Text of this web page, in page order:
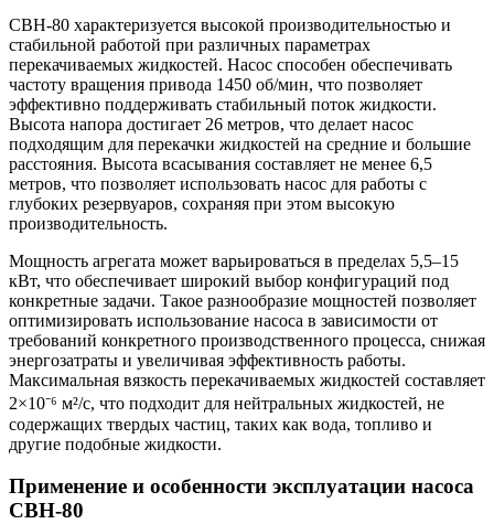
СВН-80 характеризуется высокой производительностью и
стабильной работой при различных параметрах
перекачиваемых жидкостей. Насос способен обеспечивать
частоту вращения привода 1450 об/мин, что позволяет
эффективно поддерживать стабильный поток жидкости.
Высота напора достигает 26 метров, что делает насос
подходящим для перекачки жидкостей на средние и большие
расстояния. Высота всасывания составляет не менее 6,5
метров, что позволяет использовать насос для работы с
глубоких резервуаров, сохраняя при этом высокую
производительность.
Мощность агрегата может варьироваться в пределах 5,5–15
кВт, что обеспечивает широкий выбор конфигураций под
конкретные задачи. Такое разнообразие мощностей позволяет
оптимизировать использование насоса в зависимости от
требований конкретного производственного процесса, снижая
энергозатраты и увеличивая эффективность работы.
Максимальная вязкость перекачиваемых жидкостей составляет
2×10⁻⁶ м²/с, что подходит для нейтральных жидкостей, не
содержащих твердых частиц, таких как вода, топливо и
другие подобные жидкости.
Применение и особенности эксплуатации насоса
СВН-80